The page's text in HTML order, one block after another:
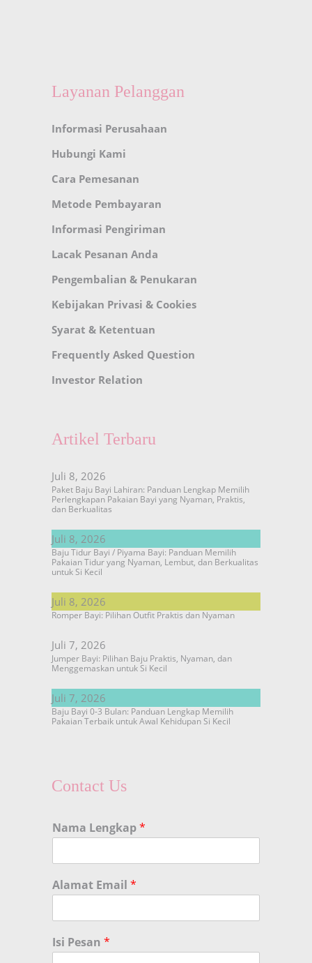
Layanan Pelanggan
Informasi Perusahaan
Hubungi Kami
Cara Pemesanan
Metode Pembayaran
Informasi Pengiriman
Lacak Pesanan Anda
Pengembalian & Penukaran
Kebijakan Privasi & Cookies
Syarat & Ketentuan
Frequently Asked Question
Investor Relation
Artikel Terbaru
Juli 8, 2026
Paket Baju Bayi Lahiran: Panduan Lengkap Memilih
Perlengkapan Pakaian Bayi yang Nyaman, Praktis,
dan Berkualitas
Juli 8, 2026
Baju Tidur Bayi / Piyama Bayi: Panduan Memilih
Pakaian Tidur yang Nyaman, Lembut, dan Berkualitas
untuk Si Kecil
Juli 8, 2026
Romper Bayi: Pilihan Outfit Praktis dan Nyaman
Juli 7, 2026
Jumper Bayi: Pilihan Baju Praktis, Nyaman, dan
Menggemaskan untuk Si Kecil
Juli 7, 2026
Baju Bayi 0-3 Bulan: Panduan Lengkap Memilih
Pakaian Terbaik untuk Awal Kehidupan Si Kecil
Contact Us
Nama Lengkap*
Alamat Email *
Isi Pesan *